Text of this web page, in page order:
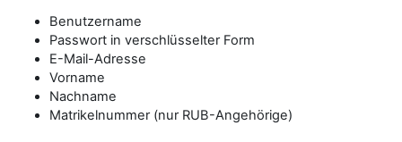
Benutzername
Passwort in verschlüsselter Form
E-Mail-Adresse
Vorname
Nachname
Matrikelnummer (nur RUB-Angehörige)